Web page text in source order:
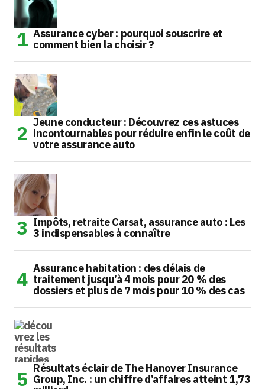
Assurance cyber : pourquoi souscrire et
comment bien la choisir ?
Jeune conducteur : Découvrez ces astuces
incontournables pour réduire enfin le coût de
votre assurance auto
Impôts, retraite Carsat, assurance auto : Les
3 indispensables à connaître
Assurance habitation : des délais de
traitement jusqu’à 4 mois pour 20 % des
dossiers et plus de 7 mois pour 10 % des cas
Résultats éclair de The Hanover Insurance
Group, Inc. : un chiffre d’affaires atteint 1,73